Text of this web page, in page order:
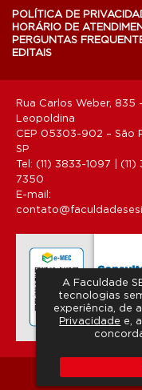
POLÍTICA DE
HORÁRIO DE
PERGUNTAS
EDITAIS
Rua Carlos Weber, 835
Leopoldina
CEP 05303-902 – São
SP
Tel: (11) 3833-1097 | (11)
7350
E-mail:
Copyright 2026
A Faculdade
tecnologias
experiência, de
Privacidade e,